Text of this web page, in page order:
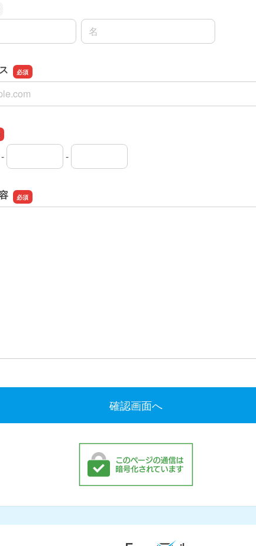
名前の名
局番
-局番 -
者番号